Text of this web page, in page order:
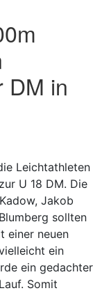
DM in
Leichtathleten
U 18 DM. Die
Jakob
sollten
einer neuen
ein
ein gedachter
Somit